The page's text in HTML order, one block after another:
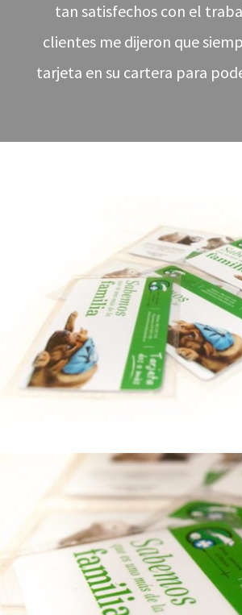
tan satisfechos con el
clientes me dijeron que
tarjeta en su cartera para